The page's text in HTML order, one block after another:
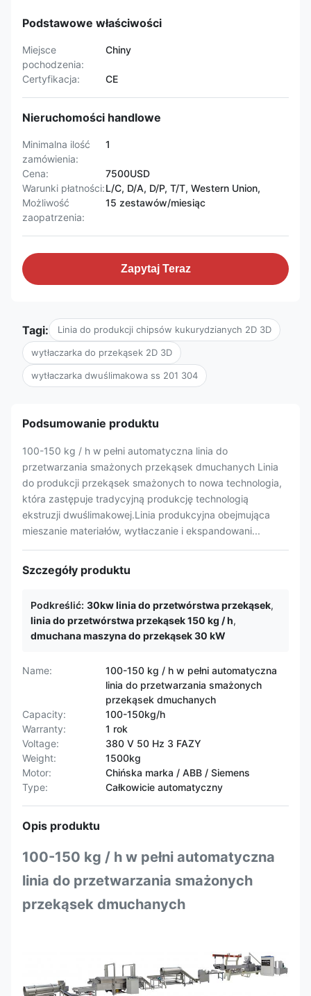
Podstawowe właściwości
Miejsce
pochodzenia:
Chiny
Certyfikacja: CE
Nieruchomości handlowe
Minimalna ilość
zamówienia:
1
Cena:
7500USD
Warunki płatności:L/C, D/A, D/P, T/T, Western Union,
Możliwość
zaopatrzenia:
15 zestawów/miesiąc
Zapytaj Teraz
Tagi: Linia do produkcji chipsów kukurydzianych 2D 3D
wytłaczarka do przekąsek 2D 3D
wytłaczarka dwuślimakowa ss 201 304
Podsumowanie produktu
100-150 kg / h w pełni automatyczna linia do
przetwarzania smażonych przekąsek dmuchanych Linia
do produkcji przekąsek smażonych to nowa technologia,
która zastępuje tradycyjną produkcję technologią
ekstruzji dwuślimakowej.Linia produkcyjna obejmująca
mieszanie materiałów, wytłaczanie i ekspandowani...
Szczegóły produktu
Podkreślić: 30kw linia do przetwórstwa przekąsek,
linia do przetwórstwa przekąsek 150 kg / h,
dmuchana maszyna do przekąsek 30 kW
Name:
100-150 kg / h w pełni automatyczna
linia do przetwarzania smażonych
przekąsek dmuchanych
Capacity:
100-150kg/h
Warranty:
1 rok
Voltage:
380 V 50 Hz 3 FAZY
Weight:
1500kg
Motor:
Chińska marka / ABB / Siemens
Type:
Całkowicie automatyczny
Opis produktu
100-150 kg / h w pełni automatyczna
linia do przetwarzania smażonych
przekąsek dmuchanych